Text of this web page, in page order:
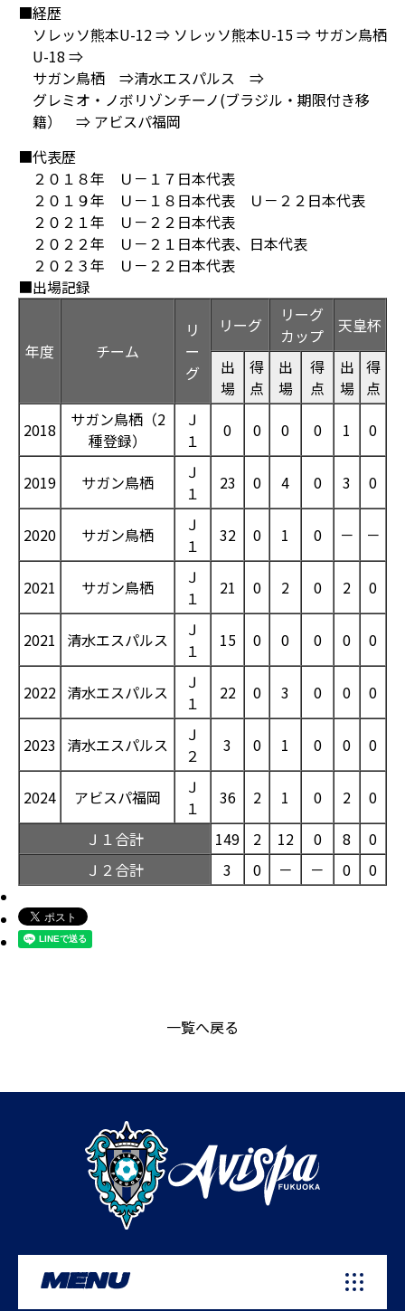
■経歴
ソレッソ熊本U-12 ⇒ ソレッソ熊本U-15 ⇒ サガン鳥栖
U-18 ⇒
サガン鳥栖 ⇒清水エスパルス ⇒
グレミオ・ノボリゾンチーノ(ブラジル・期限付き移
籍） ⇒ アビスパ福岡
■代表歴
２０１８年 Ｕ－１７日本代表
２０１９年 Ｕ－１８日本代表 Ｕ－２２日本代表
２０２１年 Ｕ－２２日本代表
２０２２年 Ｕ－２１日本代表、日本代表
２０２３年 Ｕ－２２日本代表
■出場記録
年度 チーム
リ
ー
グ
リーグ
リーグ
カップ
天皇杯
出
場
得
点
出
場
得
点
出
場
得
点
2018
サガン鳥栖（2
種登録）
Ｊ
１
0 0 0 0 1 0
2019 サガン鳥栖
Ｊ
１
23 0 4 0 3 0
2020 サガン鳥栖
Ｊ
１
32 0 1 0 － －
2021 サガン鳥栖
Ｊ
１
21 0 2 0 2 0
2021 清水エスパルス
Ｊ
１
15 0 0 0 0 0
2022 清水エスパルス
Ｊ
１
22 0 3 0 0 0
2023 清水エスパルス
Ｊ
２
3 0 1 0 0 0
2024 アビスパ福岡
Ｊ
１
36 2 1 0 2
0
Ｊ１合計
149 2 12 0 8
0
Ｊ２合計
3 0 － － 0 0
一覧へ戻る
MENU